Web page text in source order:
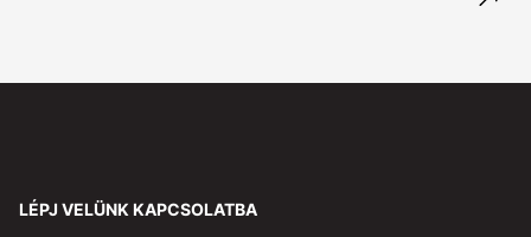
LÉPJ VELÜNK KAPCSOLATBA